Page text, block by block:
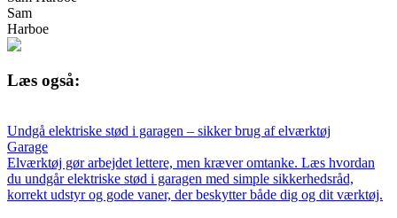
Sam
Harboe
Læs også:
Undgå elektriske stød i garagen – sikker brug af elværktøj
Garage
Elværktøj gør arbejdet lettere, men kræver omtanke. Læs hvordan
du undgår elektriske stød i garagen med simple sikkerhedsråd,
korrekt udstyr og gode vaner, der beskytter både dig og dit værktøj.